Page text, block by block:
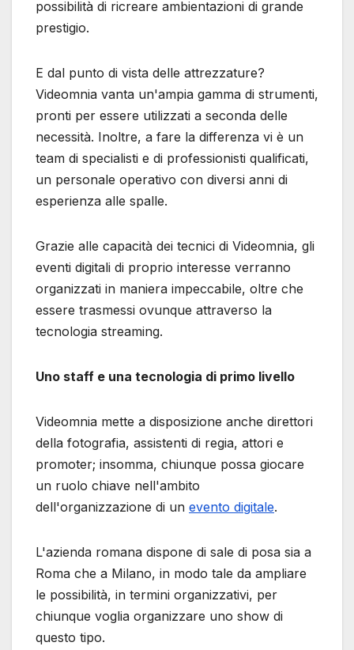
possibilità di ricreare ambientazioni di grande
prestigio.
E dal punto di vista delle attrezzature?
Videomnia vanta un'ampia gamma di strumenti,
pronti per essere utilizzati a seconda delle
necessità. Inoltre, a fare la differenza vi è un
team di specialisti e di professionisti qualificati,
un personale operativo con diversi anni di
esperienza alle spalle.
Grazie alle capacità dei tecnici di Videomnia, gli
eventi digitali di proprio interesse verranno
organizzati in maniera impeccabile, oltre che
essere trasmessi ovunque attraverso la
tecnologia streaming.
Uno staff e una tecnologia di primo livello
Videomnia mette a disposizione anche direttori
della fotografia, assistenti di regia, attori e
promoter; insomma, chiunque possa giocare
un ruolo chiave nell'ambito
dell'organizzazione di un evento digitale.
L'azienda romana dispone di sale di posa sia a
Roma che a Milano, in modo tale da ampliare
le possibilità, in termini organizzativi, per
chiunque voglia organizzare uno show di
questo tipo.